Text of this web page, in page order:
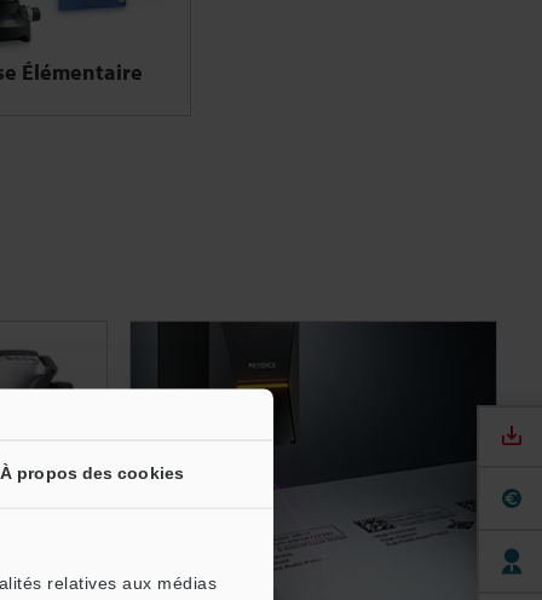
À propos des cookies
relatives aux médias
Élémentaire